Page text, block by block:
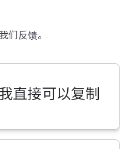
们反馈。
直接可以复制